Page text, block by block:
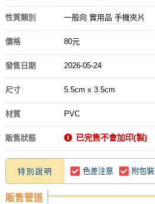
性質類別 一般向 實用品 手機夾片
價格 80元
發售日期 2026-05-24
尺寸 5.5cm x 3.5cm
材質 PVC
販售狀態 已完售不會加印(製)
特別說明 色差注意 附包裝
販售管道